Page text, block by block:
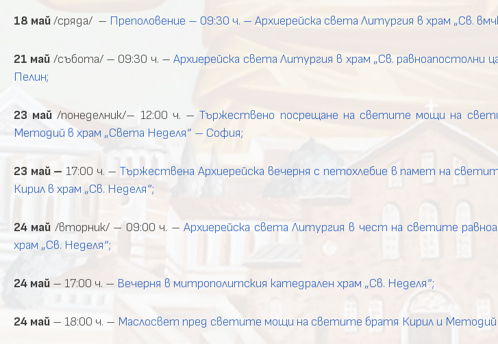
18 май/сряда/ – Преполовение – 09:30 ч. – Архиерейска света Литургия в храм „Св.
21 май /събота/ – 09:30 ч. –Архиерейска света Литургия в храм „Св. равноапостолни
Пелин;
23 май/понеделник/– 12:00 ч. –Тържествено посрещане на светите мощи на
Методий в храм „Света Неделя“ – София;
23 май– 17:00 ч. –Тържествена Архиерейска вечерня с петохлебие в памет на
Кирил в храм „Св. Неделя“;
24 май /вторник/ – 09:00 ч. –Архиерейска света Литургия в чест на светите
храм „Св. Неделя“;
24 май – 17:00 ч. – Вечерня в митрополитския катедрален храм „Св. Неделя“;
24 май – 18:00 ч. – Маслосвет пред светите мощи на светите братя Кирил и Методий